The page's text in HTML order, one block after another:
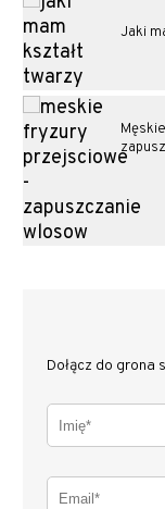
Jaki
Dołącz do grona